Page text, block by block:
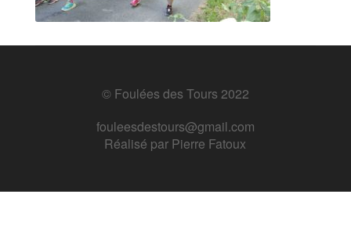
© Foulées des Tours 2022
fouleesdestours@gmail.com
Réalisé par Pierre Fatoux